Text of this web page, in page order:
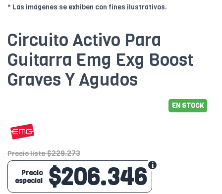
* Las imágenes se exhiben con fines ilustrativos.
Circuito Activo Para
Guitarra Emg Exg Boost
Graves Y Agudos
EN STOCK
Precio lista $229.273
$206.346
Precio
especial